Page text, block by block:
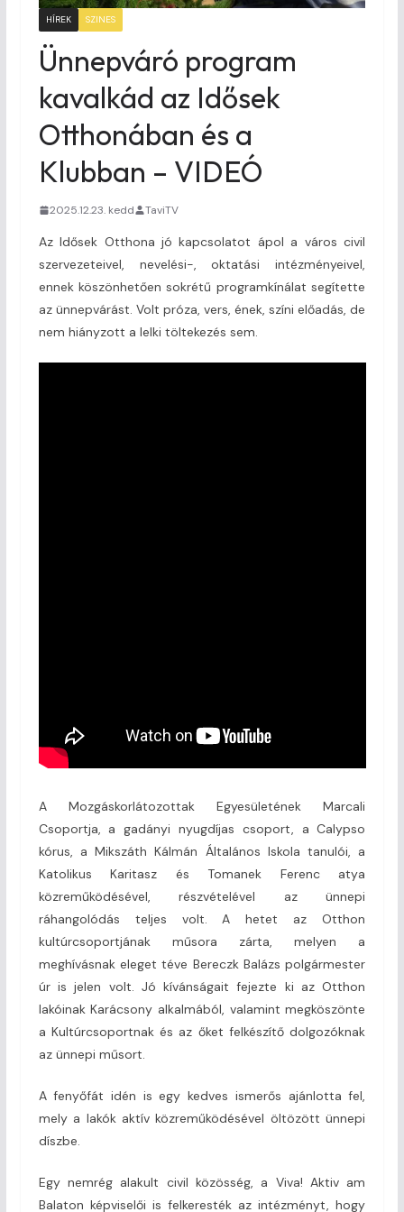
HÍREK SZINES
Ünnepváró program
kavalkád az Idősek
Otthonában és a
Klubban – VIDEÓ
2025.12.23. kedd TaviTV
Az Idősek Otthona jó kapcsolatot ápol a város civil
szervezeteivel, nevelési-, oktatási intézményeivel,
ennek köszönhetően sokrétű programkínálat segítette
az ünnepvárást. Volt próza, vers, ének, színi előadás, de
nem hiányzott a lelki töltekezés sem.
A Mozgáskorlátozottak Egyesületének Marcali
Csoportja, a gadányi nyugdíjas csoport, a Calypso
kórus, a Mikszáth Kálmán Általános Iskola tanulói, a
Katolikus Karitasz és Tomanek Ferenc atya
közreműködésével, részvételével az ünnepi
ráhangolódás teljes volt. A hetet az Otthon
kultúrcsoportjának műsora zárta, melyen a
meghívásnak eleget téve Bereczk Balázs polgármester
úr is jelen volt. Jó kívánságait fejezte ki az Otthon
lakóinak Karácsony alkalmából, valamint megköszönte
a Kultúrcsoportnak és az őket felkészítő dolgozóknak
az ünnepi műsort.
A fenyőfát idén is egy kedves ismerős ajánlotta fel,
mely a lakók aktív közreműködésével öltözött ünnepi
díszbe.
Egy nemrég alakult civil közösség, a Viva! Aktiv am
Balaton képviselői is felkeresték az intézményt, hogy